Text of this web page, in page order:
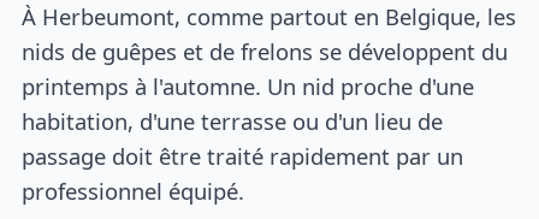
À Herbeumont, comme partout en Belgique, les
nids de guêpes et de frelons se développent du
printemps à l'automne. Un nid proche d'une
habitation, d'une terrasse ou d'un lieu de
passage doit être traité rapidement par un
professionnel équipé.